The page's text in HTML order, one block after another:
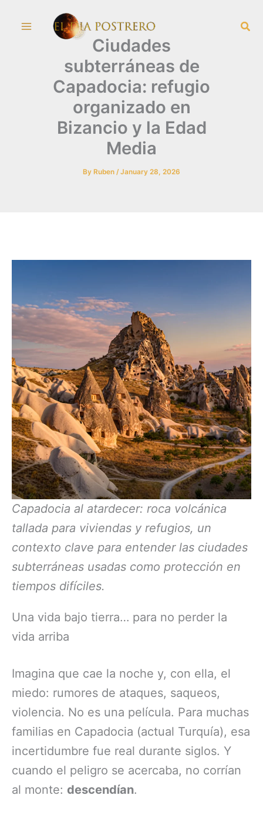
Ciudades
subterráneas de
Capadocia: refugio
organizado en
Bizancio y la Edad
Media
By Ruben /January 28, 2026
Capadocia al atardecer: roca volcánica
tallada para viviendas y refugios, un
contexto clave para entender las ciudades
subterráneas usadas como protección en
tiempos difíciles.
Una vida bajo tierra… para no perder la
vida arriba
Imagina que cae la noche y, con ella, el
miedo: rumores de ataques, saqueos,
violencia. No es una película. Para muchas
familias en Capadocia (actual Turquía), esa
incertidumbre fue real durante siglos. Y
cuando el peligro se acercaba, no corrían
al monte: descendían.